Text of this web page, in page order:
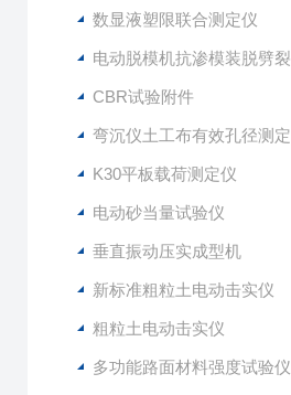
数显液塑限联合测定仪
电动脱模机抗渗模装脱劈裂
CBR试验附件
弯沉仪土工布有效孔径测定
K30平板载荷测定仪
电动砂当量试验仪
垂直振动压实成型机
新标准粗粒土电动击实仪
粗粒土电动击实仪
多功能路面材料强度试验仪